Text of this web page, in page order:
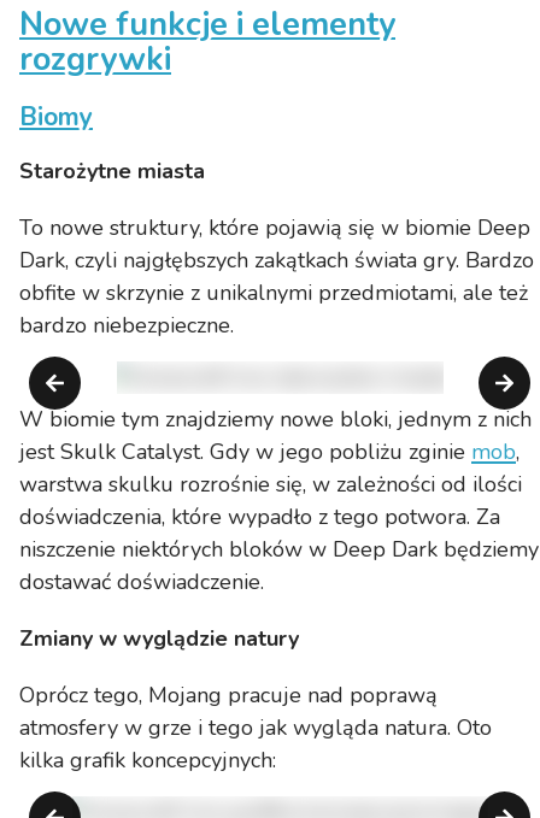
Nowe funkcje i elementy
rozgrywki
Biomy
Starożytne miasta
To nowe struktury, które pojawią się w biomie Deep
Dark, czyli najgłębszych zakątkach świata gry. Bardzo
obfite w skrzynie z unikalnymi przedmiotami, ale też
bardzo niebezpieczne.
W biomie tym znajdziemy nowe bloki, jednym z nich
jest Skulk Catalyst. Gdy w jego pobliżu zginie mob,
warstwa skulku rozrośnie się, w zależności od ilości
doświadczenia, które wypadło z tego potwora. Za
niszczenie niektórych bloków w Deep Dark będziemy
dostawać doświadczenie.
Zmiany w wyglądzie natury
Oprócz tego, Mojang pracuje nad poprawą
atmosfery w grze i tego jak wygląda natura. Oto
kilka grafik koncepcyjnych: